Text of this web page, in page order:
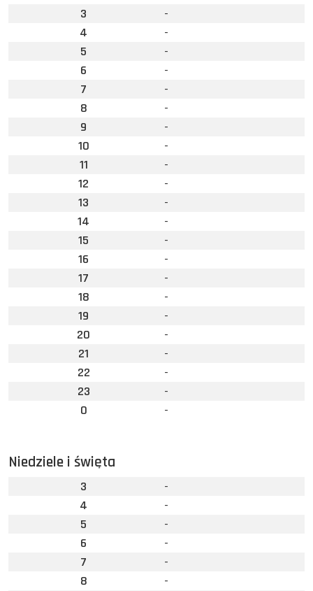
3
-
4
-
5
-
6
-
7
-
8
-
9
-
10
-
11
-
12
-
13
-
14
-
15
-
16
-
17
-
18
-
19
-
20
-
21
-
22
-
23
-
0
-
Niedziele i święta
3
-
4
-
5
-
6
-
7
-
8
-